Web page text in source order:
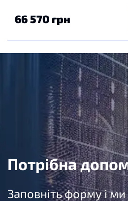
66 570 грн
Потрібна
Заповніть форму і